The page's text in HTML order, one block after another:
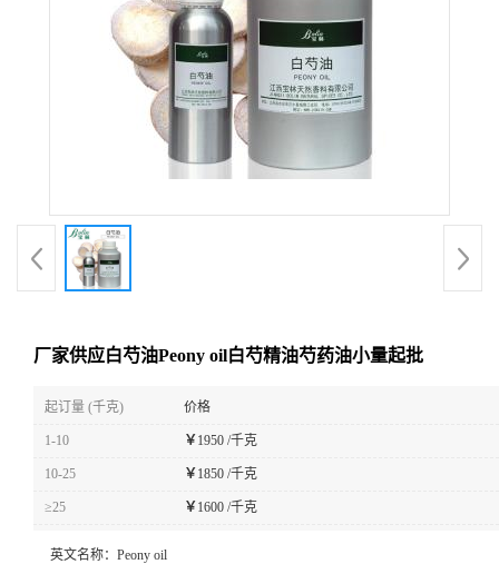
厂家供应白芍油Peony oil白芍精油芍药油小量起批
起订量 (千克) 价格
1-10 ￥ 1950 /千克
10-25 ￥ 1850 /千克
≥25 ￥ 1600 /千克
英文名称： Peony oil